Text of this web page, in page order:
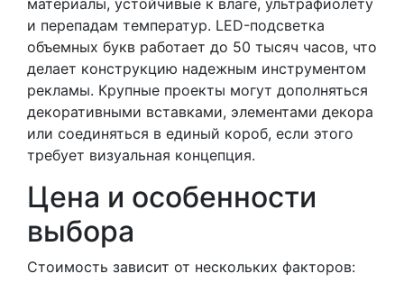
и перепадам температур. LED-подсветка
объемных букв работает до 50 тысяч часов, что
делает конструкцию надежным инструментом
рекламы. Крупные проекты могут дополняться
декоративными вставками, элементами декора
или соединяться в единый короб, если этого
требует визуальная концепция.
Цена и особенности
выбора
Стоимость зависит от нескольких факторов: